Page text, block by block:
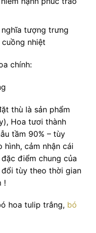
tượng trưng
nhiệt
chính:
thù là sản phẩm
Hoa tươi thành
tầm 90% – tùy
cảm nhận cái
điểm chung của
tùy theo thời gian
!
hoa tulip trắng, bó